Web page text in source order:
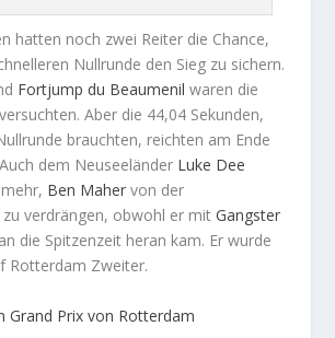
hatten noch zwei Reiter die Chance,
Nullrunde den Sieg zu sichern.
Fortjump du Beaumenil waren die
Aber die 44,04 Sekunden,
brauchten, reichten am Ende
dem Neuseeländer Luke Dee
Ben Maher von der
zu verdrängen, obwohl er mitGangster
die Spitzenzeit heran kam. Er wurde
Rotterdam Zweiter.
Grand Prix von Rotterdam